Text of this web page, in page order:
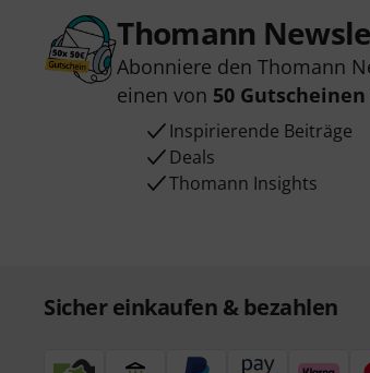
Thomann
Abonniere den Thomann
einen von 50 Gutscheinen
Inspirierende Beiträge
Deals
Thomann Insights
Sicher einkaufen & bezahlen